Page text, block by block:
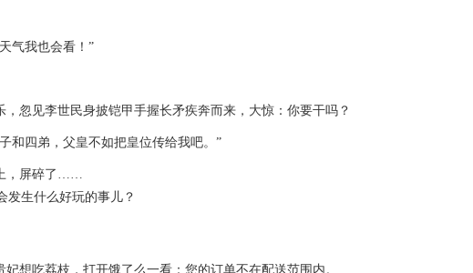
气我也会看！”
，忽见李世民身披铠甲手握长矛疾奔而来，大惊：你要干吗？
和四弟，父皇不如把皇位传给我吧。”
，屏碎了……
妃想吃荔枝，打开饿了么一看：您的订单不在配送范围内。